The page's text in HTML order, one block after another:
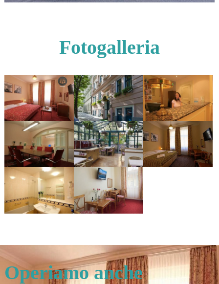
Fotogalleria
Operiamo anche